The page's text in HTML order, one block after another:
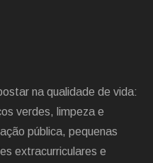
na qualidade de vida:
verdes, limpeza e
pública, pequenas
extracurriculares e